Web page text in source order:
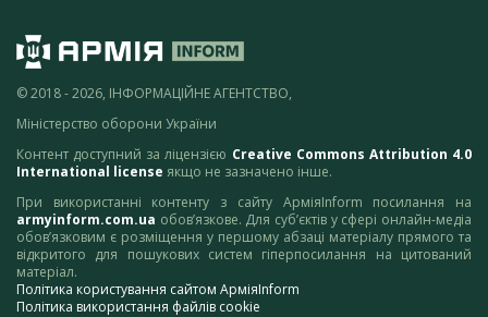
© 2018 - 2026, ІНФОРМАЦІЙНЕ АГЕНТСТВО,
Міністерство оборони України
Контент доступний за ліцензією Creative Commons Attribution 4.0
International license якщо не зазначено інше.
При використанні контенту з сайту АрміяInform посилання на
armyinform.com.ua обов’язкове. Для суб’єктів у сфері онлайн-медіа
обов’язковим є розміщення у першому абзаці матеріалу прямого та
відкритого для пошукових систем гіперпосилання на цитований
матеріал.
Політика користування сайтом АрміяInform
Політика використання файлів cookie